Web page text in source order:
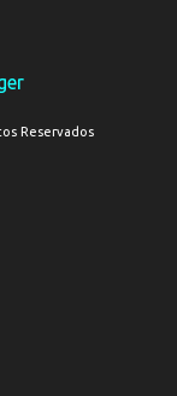
Reservados